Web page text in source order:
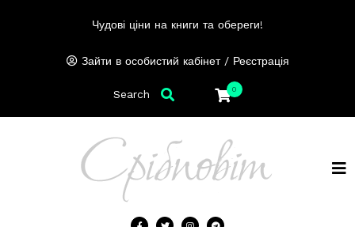
Чудові ціни на книги та обереги!
Зайти в особистий кабінет / Реєстрація
0
Search